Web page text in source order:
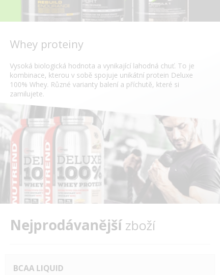
Whey proteiny
Vysoká biologická hodnota a vynikající lahodná chuť. To je
kombinace, kterou v sobě spojuje unikátní protein Deluxe
100% Whey. Různé varianty balení a příchutě, které si
zamilujete.
Nejprodávanějšízboží
BCAA LIQUID